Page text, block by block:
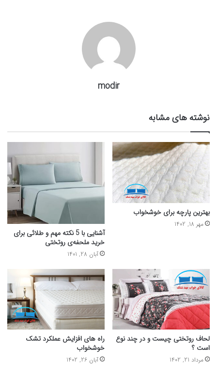
modir
نوشته های مشابه
بهترین پارچه برای خوشخواب
مهر 18, 1402
آشنایی با 5 نکته مهم و طلائی برای
خرید ملحفه‌ی روتختی
آبان 28, 1401
لحاف روتختی چیست و در چند نوع
است ؟
مرداد 21, 1402
راه های افزایش عملکرد تشک
خوشخواب
آبان 26, 1402